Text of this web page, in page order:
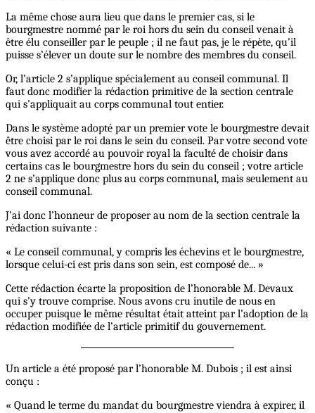
La même chose aura lieu que dans le premier cas, si le
bourgmestre nommé par le roi hors du sein du conseil venait à
être élu conseiller par le peuple ; il ne faut pas, je le répète, qu’il
puisse s’élever un doute sur le nombre des membres du conseil.
Or, l’article 2 s’applique spécialement au conseil communal. Il
faut donc modifier la rédaction primitive de la section centrale
qui s’appliquait au corps communal tout entier.
Dans le système adopté par un premier vote le bourgmestre devait
être choisi par le roi dans le sein du conseil. Par votre second vote
vous avez accordé au pouvoir royal la faculté de choisir dans
certains cas le bourgmestre hors du sein du conseil ; votre article
2 ne s’applique donc plus au corps communal, mais seulement au
conseil communal.
J’ai donc l’honneur de proposer au nom de la section centrale la
rédaction suivante :
« Le conseil communal, y compris les échevins et le bourgmestre,
lorsque celui-ci est pris dans son sein, est composé de... »
Cette rédaction écarte la proposition de l’honorable M. Devaux
qui s’y trouve comprise. Nous avons cru inutile de nous en
occuper puisque le même résultat était atteint par l’adoption de la
rédaction modifiée de l’article primitif du gouvernement.
Un article a été proposé par l’honorable M. Dubois ; il est ainsi
conçu :
« Quand le terme du mandat du bourgmestre viendra à expirer, il